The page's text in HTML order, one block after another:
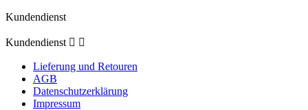
Kundendienst
Kundendienst  
Lieferung und Retouren
AGB
Datenschutzerklärung
Impressum